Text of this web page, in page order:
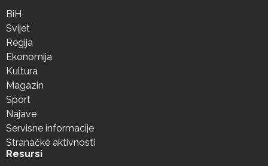
BiH
Svijet
Regija
Ekonomija
Kultura
Magazin
Sport
Najave
Servisne informacije
Stranačke aktivnosti
Resursi